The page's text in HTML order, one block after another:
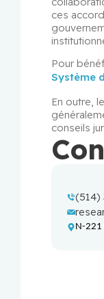
ces
Système
En outre,
conseils
(514)
N-221